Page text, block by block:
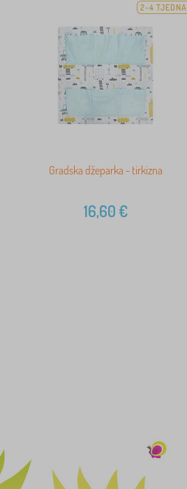
2-4 TJEDNA
Gradska džeparka - tirkizna
16,60€